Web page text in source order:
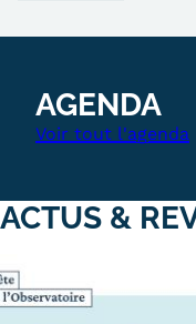
AGENDA
Voir tout l'agenda
ACTUS &